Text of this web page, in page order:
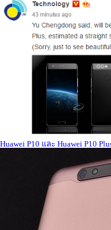
Huawei P10 และ Huawei P10